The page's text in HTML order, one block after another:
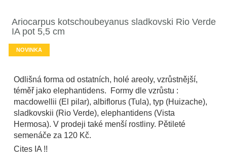
Ariocarpus kotschoubeyanus sladkovski Rio Verde
IA pot 5,5 cm
NOVINKA
Odlišná forma od ostatních, holé areoly, vzrůstnější,
téměř jako elephantidens. Formy dle vzrůstu :
macdowellii (El pilar), albiflorus (Tula), typ (Huizache),
sladkovskii (Rio Verde), elephantidens (Vista
Hermosa). V prodeji také menší rostliny. Pětileté
semenáče za 120 Kč.
Cites IA !!